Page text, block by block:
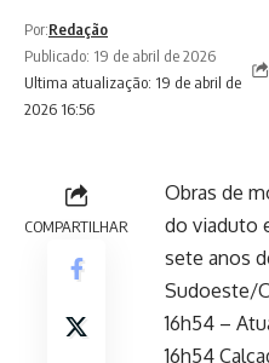
Ultima atualização: 19 de abril de
2026 16:56
Por:Redação
Publicado: 19 de abril de 2026
COMPARTILHAR
Obras de
do viaduto
sete anos
Sudoeste/
16h54 –
16h54